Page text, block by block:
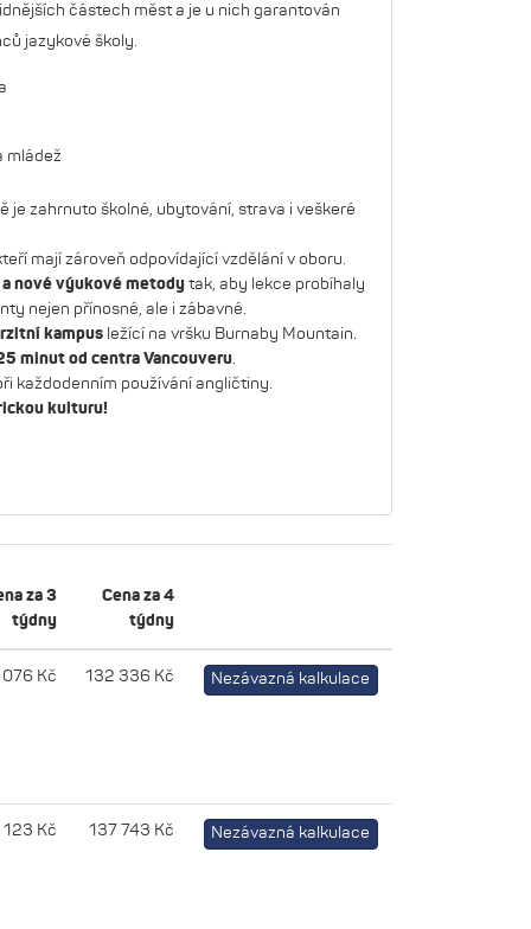
částech měst a je u nich garantován
jazykové školy.
mládež
je zahrnuto školné, ubytování, strava i veškeré
mají zároveň odpovídající vzdělání v oboru.
nové výukové metody tak, aby lekce probíhaly
nejen přínosné, ale i zábavné.
kampus ležící na vršku Burnaby Mountain.
minut od centra Vancouveru
každodenním používání angličtiny.
kulturu!
za 3
týdny
Cena za 4
týdny
Kč 132 336 Kč Nezávazná kalkulace
123 Kč 137 743 Kč Nezávazná kalkulace